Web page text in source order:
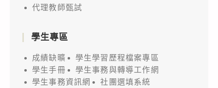
代理教師甄試
學生專區
成績缺曠
學生學習歷程檔案專區
學生手冊
學生事務與轉導工作網
學生事務資訊網
社團選填系統